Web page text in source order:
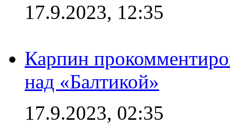
17.9.2023, 12:35
Карпин
над «Балтикой»
17.9.2023, 02:35